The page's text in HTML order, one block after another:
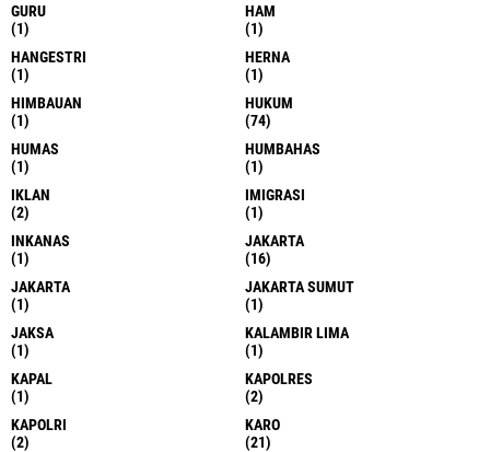
GURU
(1)
HAM
(1)
HANGESTRI
(1)
HERNA
(1)
HIMBAUAN
(1)
HUKUM
(74)
HUMAS
(1)
HUMBAHAS
(1)
IKLAN
(2)
IMIGRASI
(1)
INKANAS
(1)
JAKARTA
(16)
JAKARTA
(1)
JAKARTA SUMUT
(1)
JAKSA
(1)
KALAMBIR LIMA
(1)
KAPAL
(1)
KAPOLRES
(2)
KAPOLRI
(2)
KARO
(21)